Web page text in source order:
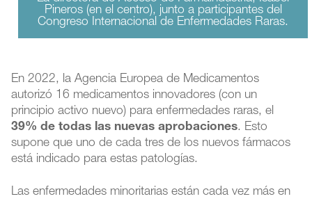
Pineros (en el centro), junto a participantes del
Congreso Internacional de Enfermedades Raras.
En 2022, la Agencia Europea de Medicamentos
autorizó 16 medicamentos innovadores (con un
principio activo nuevo) para enfermedades raras, el
39% de todas las nuevas aprobaciones. Esto
supone que uno de cada tres de los nuevos fármacos
está indicado para estas patologías.
Las enfermedades minoritarias están cada vez más en